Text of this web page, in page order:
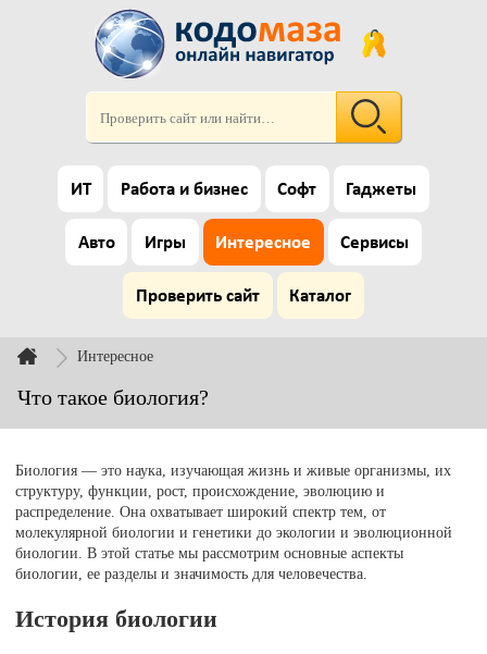
ИТ Работа и бизнес Софт Гаджеты
Авто Игры Интересное Сервисы
Проверить сайт Каталог
Интересное
Что такое биология?
Биология — это наука, изучающая жизнь и живые организмы, их
структуру, функции, рост, происхождение, эволюцию и
распределение. Она охватывает широкий спектр тем, от
молекулярной биологии и генетики до экологии и эволюционной
биологии. В этой статье мы рассмотрим основные аспекты
биологии, ее разделы и значимость для человечества.
История биологии